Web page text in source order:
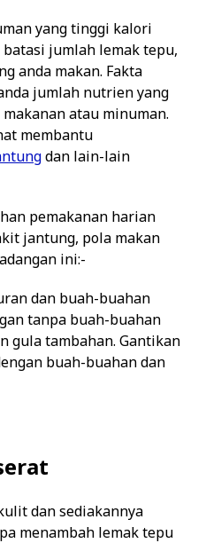
yang tinggi kalori
jumlah lemak tepu,
anda makan. Fakta
jumlah nutrien yang
atau minuman.
membantu
dan lain-lain
pemakanan harian
jantung, pola makan
ini:-
dan buah-buahan
tanpa buah-buahan
gula tambahan. Gantikan
buah-buahan dan
dan sediakannya
menambah lemak tepu